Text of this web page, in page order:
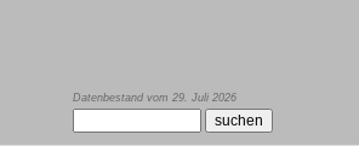
Datenbestand vom 29. Juli 2026